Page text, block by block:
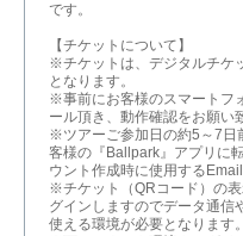
です。
【チケットについて】
※チケットは、デジタルチケ
となります。
※事前にお客様のスマートフ
ール頂き、動作確認をお願い
※ツアーご参加日の約5～7日
客様の『Ballpark』アプリに
ウント作成時に使用する
※チケット（QRコード）の
グインしますのでデータ通信
使える環境が必要となります。